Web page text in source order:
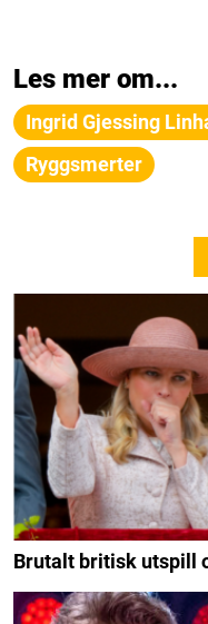
Les mer om...
Ingrid Gjessing
Ryggsmerter
Brutalt britisk utspill